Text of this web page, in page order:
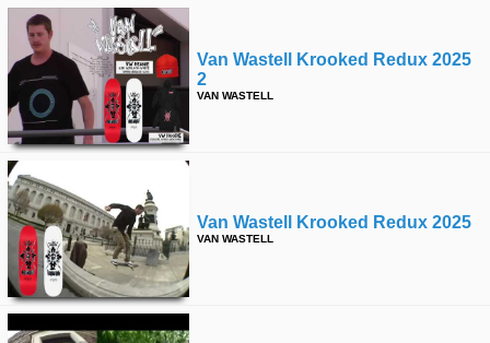
Van Wastell Krooked Redux 2025
2
VAN WASTELL
Van Wastell Krooked Redux 2025
VAN WASTELL